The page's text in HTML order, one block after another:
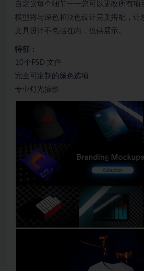
自定义每个细节一一您可以更改所有项
模型将与深色和浅色设计完美搭配，让
文具设计不包括在内，仅供展示。
特征：
10个PSD 文件
完全可定制的颜色选项
专业灯光摄影